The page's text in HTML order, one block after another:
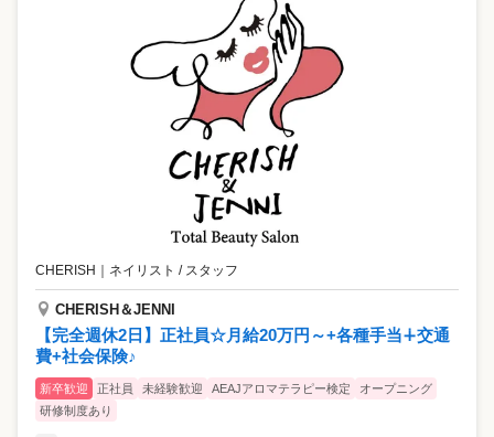
CHERISH ネイリスト / スタッフ
CHERISH＆JENNI
【完全週休2日】正社員☆月給20万円～+各種手当∔交通
費+社会保険♪
新卒歓迎 正社員 未経験歓迎 AEAJアロマテラピー検定
オープニング
研修制度あり